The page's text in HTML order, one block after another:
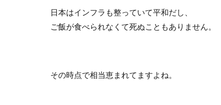
日本はインフラも整っていて平和だし、
ご飯が食べられなくて死ぬこともありません。
その時点で相当恵まれてますよね。